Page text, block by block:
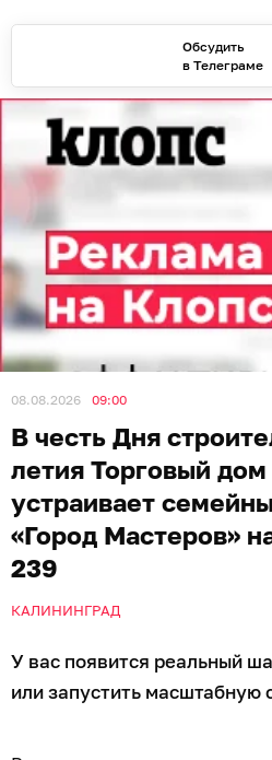
Обсудить
в Телеграме
08.08.2026 09:00
В честь Дня
летия Торговый
устраивает
«Город Мастеров»
239
КАЛИНИНГРАД
У вас появится реальный
или запустить масштабную